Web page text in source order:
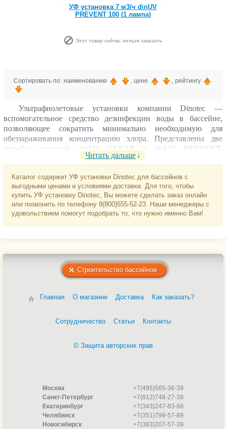
УФ установка 7 м3/ч dinUV
PREVENT 100 (1 лампа)
Этот товар сейчас нельзя заказать
Сортировать по: наименованию , цене , рейтингу
Ультрафиолетовые установки компании Dinotec —
вспомогательное средство дезинфекции воды в бассейне,
позволяющее сократить минимально необходимую для
обеззараживания концентрацию хлора. Представлены две
линейки моделей: dinUV CLEAR и dinUV PREVENT,
рассчитанные на поток в циркуляционном контуре от 5 до 19
Читать дальше
Каталог содержит УФ установки Dinotec для бассейнов с
выгодными ценами и условиями доставки. Для того, чтобы
купить УФ установку Dinotec, Вы можете сделать заказ онлайн
или позвонить по телефону 8(800)555-52-23. Наши менеджеры с
удовольствием помогут подобрать то, что нужно именно Вам!
Строительство бассейнов
Главная О магазине Доставка Как заказать?
Сотрудничество Статьи Контакты
© Защита авторских прав
Москва
+7(495)565-36-39
Санкт-Петербург
+7(812)748-27-38
Екатеринбург
+7(343)247-83-66
Челябинск
+7(351)799-57-89
Новосибирск
+7(383)207-57-39